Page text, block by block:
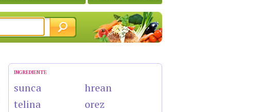
INGREDIENTE
sunca
telina
hrean
orez